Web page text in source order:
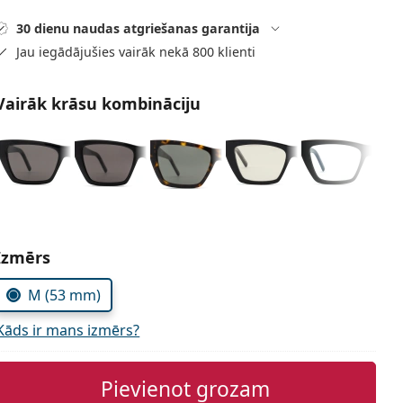
30 dienu naudas atgriešanas garantija
Jau iegādājušies vairāk nekā 800 klienti
krāsu kombināciju
parametrus
M (53 mm)
ir mans izmērs?
Pievienot grozam